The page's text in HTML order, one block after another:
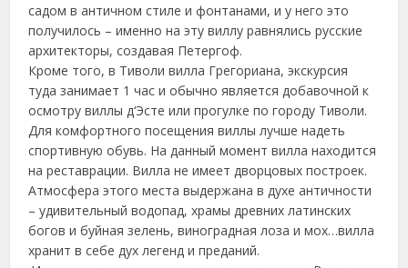
садом в античном стиле и фонтанами, и у него это
получилось – именно на эту виллу равнялись русские
архитекторы, создавая Петергоф.
Кроме того, в Тиволи вилла Грегориана, экскурсия
туда занимает 1 час и обычно является добавочной к
осмотру виллы д‘Эсте или прогулке по городу Тиволи.
Для комфортного посещения виллы лучше надеть
спортивную обувь. На данный момент вилла находится
на реставрации. Вилла не имеет дворцовых построек.
Атмосфера этого места выдержана в духе античности
– удивительный водопад, храмы древних латинских
богов и буйная зелень, виноградная лоза и мох…вилла
хранит в себе дух легенд и преданий.